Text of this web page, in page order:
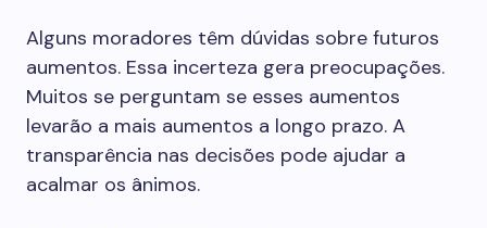
Alguns moradores têm dúvidas sobre futuros
aumentos. Essa incerteza gera preocupações.
Muitos se perguntam se esses aumentos
levarão a mais aumentos a longo prazo. A
transparência nas decisões pode ajudar a
acalmar os ânimos.